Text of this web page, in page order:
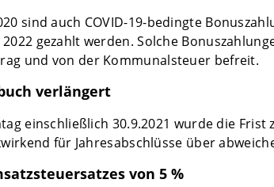
sind auch COVID-19-bedingte
gezahlt werden. Solche
und von der Kommunalsteuer befreit.
verlängert
einschließlich 30.9.2021 wurde die
für Jahresabschlüsse über
von 5 %